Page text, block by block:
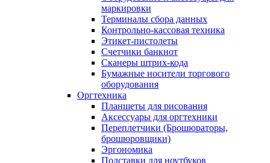
маркировки
Терминалы сбора данных
Контрольно-кассовая техника
Этикет-пистолеты
Счетчики банкнот
Сканеры штрих-кода
Бумажные носители торгового
оборудования
Оргтехника
Планшеты для рисования
Аксессуары для оргтехники
Переплетчики (Брошюраторы,
брошюровщики)
Эргономика
Подставки для ноутбуков